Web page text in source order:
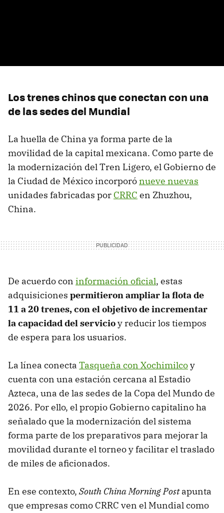
Los trenes chinos que conectan con una
de las sedes del Mundial
La huella de China ya forma parte de la
movilidad de la capital mexicana. Como parte de
la modernización del Tren Ligero, el Gobierno de
la Ciudad de México incorporónueve nuevas
unidades fabricadas por CRRC en Zhuzhou,
China.
De acuerdo con información oficial, estas
adquisiciones permitieron ampliar la flota de
11 a 20 trenes, con el objetivo de incrementar
la capacidad del servicioy reducir los tiempos
de espera para los usuarios.
La línea conecta Tasqueña con Xochimilcoy
cuenta con una estación cercana al Estadio
Azteca, una de las sedes de la Copa del Mundo de
2026. Por ello, el propio Gobierno capitalino ha
señalado que la modernización del sistema
forma parte de los preparativos para mejorar la
movilidad durante el torneo y facilitar el traslado
de miles de aficionados.
En ese contexto, South China Morning Postapunta
que empresas como CRRC ven el Mundial como